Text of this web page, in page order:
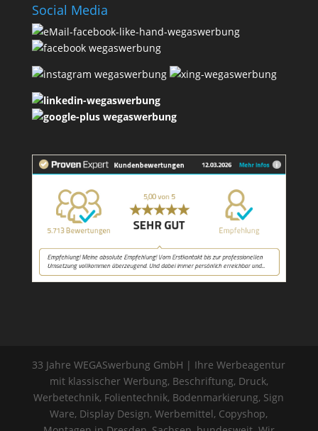
Social Media
33 Jahre WEGASwerbung GmbH | Ihre Werbeagentur
mit klassischer Werbung, Beschriftung, Druck,
Werbetechnik, Folientechnik, Bodenmarkierung, Sign
Ware, Display Design, Werbemittel, Copyshop,